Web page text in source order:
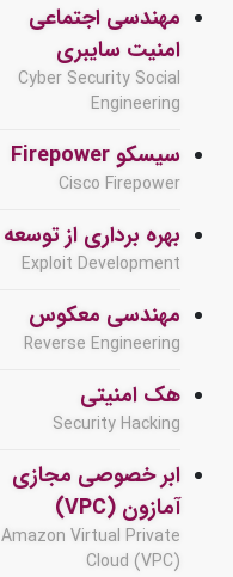
مهندسی اجتماعی
امنیت سایبری
Cyber Security Social
Engineering
سیسکو Firepower
Cisco Firepower
بهره برداری از توسعه
Exploit Development
مهندسی معکوس
Reverse Engineering
هک امنیتی
Security Hacking
ابر خصوصی مجازی
آمازون (VPC)
Amazon Virtual Private
Cloud (VPC)